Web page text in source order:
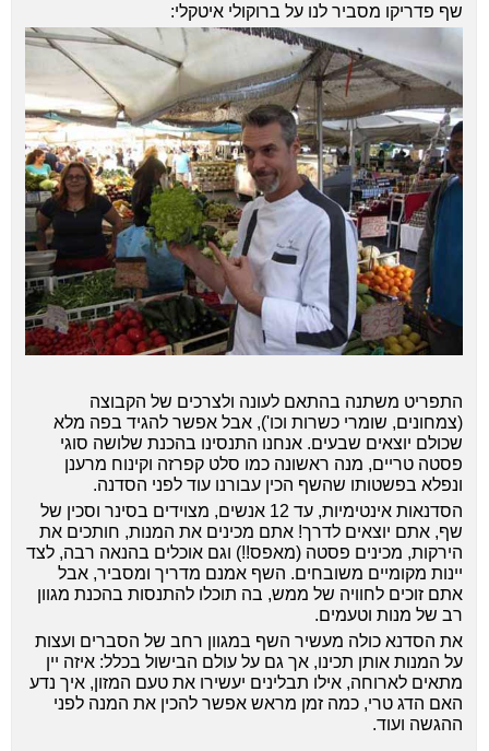
שף פדריקו מסביר לנו על ברוקולי איטקלי:
התפריט משתנה בהתאם לעונה ולצרכים של הקבוצה
(צמחונים, שומרי כשרות וכו'), אבל אפשר להגיד בפה מלא
שכולם יוצאים שבעים. אנחנו התנסינו בהכנת שלושה סוגי
פסטה טריים, מנה ראשונה כמו סלט קפרזה וקינוח מרענן
ונפלא בפשטותו שהשף הכין עבורנו עוד לפני הסדנה.
הסדנאות אינטימיות, עד 12 אנשים, מצוידים בסינר וסכין של
שף, אתם יוצאים לדרך! אתם מכינים את המנות, חותכים את
הירקות, מכינים פסטה (מאפס!!) וגם אוכלים בהנאה רבה, לצד
יינות מקומיים משובחים. השף אמנם מדריך ומסביר, אבל
אתם זוכים לחוויה של ממש, בה תוכלו להתנסות בהכנת מגוון
רב של מנות וטעמים.
את הסדנא כולה מעשיר השף במגוון רחב של הסברים ועצות
על המנות אותן תכינו, אך גם על עולם הבישול בכלל: איזה יין
מתאים לארוחה, אילו תבלינים יעשירו את טעם המזון, איך נדע
האם הדג טרי, כמה זמן מראש אפשר להכין את המנה לפני
ההגשה ועוד.